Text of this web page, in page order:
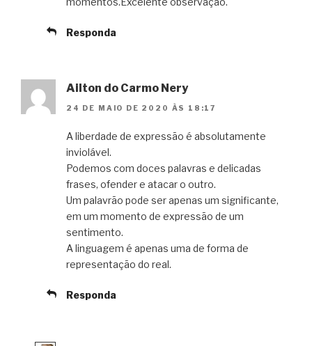
Responda
Ailton do Carmo Nery
24 DE MAIO DE 2020 ÀS 18:17
A liberdade de expressão é absolutamente
inviolável.
Podemos com doces palavras e delicadas
frases, ofender e atacar o outro.
Um palavrão pode ser apenas um significante,
em um momento de expressão de um
sentimento.
A linguagem é apenas uma de forma de
representação do real.
Responda